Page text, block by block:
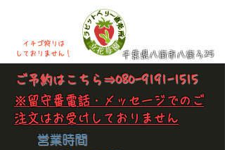
イチゴ狩りは
​しておりません！
千葉県八街市八街ろ25
​ご予約はこちら⇒080-9191-1515
​※留守番電話・メッセージでのご
注文はお受けしておりません
​営業時間